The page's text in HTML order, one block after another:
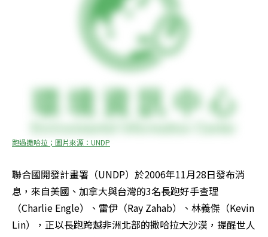
跑過撒哈拉；圖片來源：UNDP
聯合國開發計畫署（UNDP）於2006年11月28日發布消
息，來自美國、加拿大與台灣的3名長跑好手查理
（Charlie Engle）、雷伊（Ray Zahab）、林義傑（Kevin
Lin），正以長跑跨越非洲北部的撒哈拉大沙漠，提醒世人